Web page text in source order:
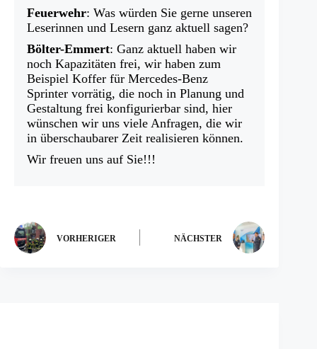
Feuerwehr: Was würden Sie gerne unseren
Leserinnen und Lesern ganz aktuell sagen?
Bölter-Emmert: Ganz aktuell haben wir
noch Kapazitäten frei, wir haben zum
Beispiel Koffer für Mercedes-Benz
Sprinter vorrätig, die noch in Planung und
Gestaltung frei konfigurierbar sind, hier
wünschen wir uns viele Anfragen, die wir
in überschaubarer Zeit realisieren können.
Wir freuen uns auf Sie!!!
VORHERIGER NÄCHSTER